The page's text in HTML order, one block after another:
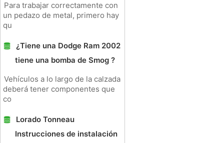
Para trabajar correctamente con
un pedazo de metal, primero hay
qu
¿Tiene una Dodge Ram 2002
tiene una bomba de Smog ?
Vehículos a lo largo de la calzada
deberá tener componentes que
co
Lorado Tonneau
Instrucciones de instalación